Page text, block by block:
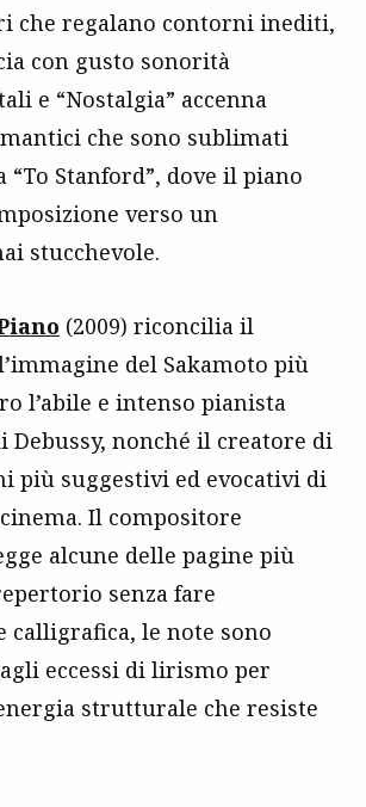
che regalano contorni inediti,
con gusto sonorità
e “Nostalgia” accenna
che sono sublimati
“To Stanford”, dove il piano
verso un
stucchevole.
(2009) riconcilia il
del Sakamoto più
l’abile e intenso pianista
nonché il creatore di
più suggestivi ed evocativi di
Il compositore
alcune delle pagine più
senza fare
calligrafica, le note sono
eccessi di lirismo per
strutturale che resiste